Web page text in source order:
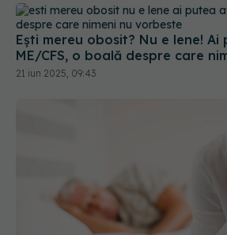
Ești mereu obosit? Nu e lene! Ai
ME/CFS, o boală despre care
21 iun 2025, 09:43